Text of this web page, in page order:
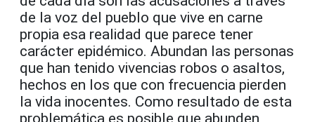
de la voz del pueblo que vive en carne
propia esa realidad que parece tener
carácter epidémico. Abundan las personas
que han tenido vivencias robos o asaltos,
hechos en los que con frecuencia pierden
la vida inocentes. Como resultado de esta